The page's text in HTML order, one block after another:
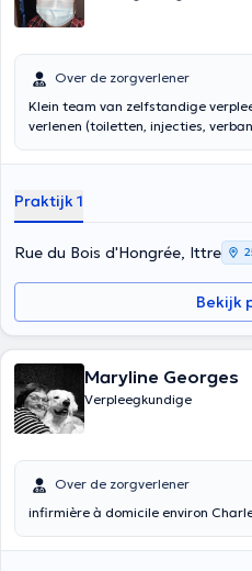
Over de zorgverlener
Klein team van zelfstandige
verlenen (toiletten, injecties,
Praktijk 1
Rue du Bois d'Hongrée, Ittre
Bekijk
Maryline Georges
Verpleegkundige
Over de zorgverlener
infirmière à domicile environ